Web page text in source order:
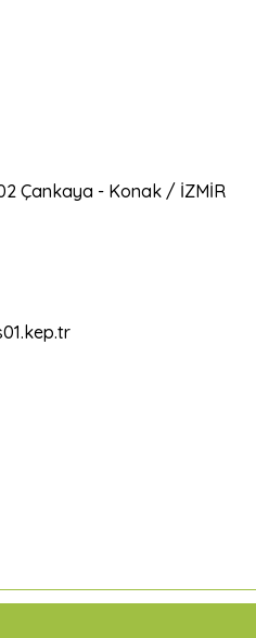
Çankaya - Konak / İZMİR